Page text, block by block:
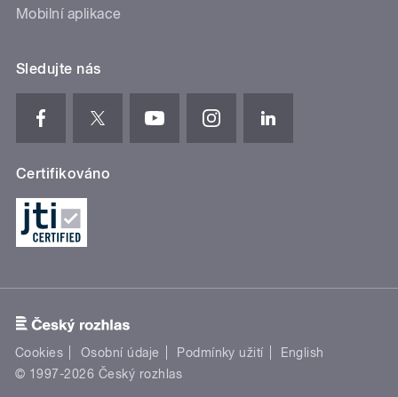
Mobilní aplikace
Sledujte nás
Certifikováno
Cookies Osobní údaje Podmínky užití
English
© 1997-2026 Český rozhlas